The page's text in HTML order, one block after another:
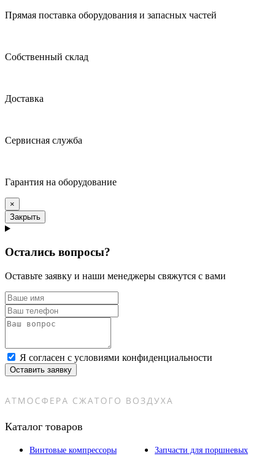
Прямая поставка оборудования и запасных частей
Собственный склад
Доставка
Сервисная служба
Гарантия на оборудование
×
Закрыть
Остались вопросы?
Оставьте заявку и наши менеджеры свяжутся с вами
Я согласен с условиями конфиденциальности
Оставить заявку
Каталог товаров
Винтовые компрессоры
Запчасти для поршневых